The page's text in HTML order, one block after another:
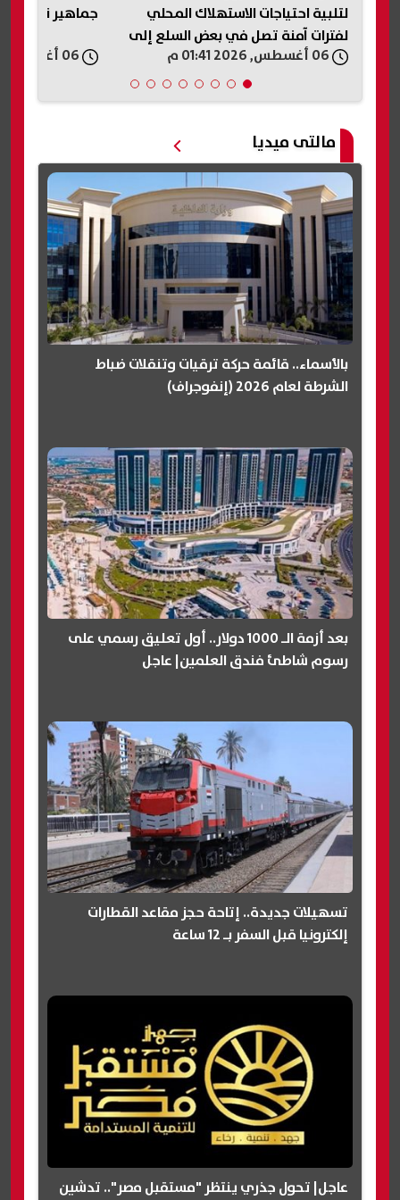
جماهير نادي طرابزون سبور التركي
لاستكشاف
مالتى ميديا
بالأسماء.. قائمة حركة ترقيات وتنقلات ضباط
الشرطة لعام 2026 (إنفوجراف)
بعد أزمة الـ 1000 دولار.. أول تعليق رسمي على
رسوم شاطئ فندق العلمين| عاجل
تسهيلات جديدة.. إتاحة حجز مقاعد القطارات
إلكترونيا قبل السفر بـ 12 ساعة
عاجل| تحول جذري ينتظر "مستقبل مصر".. تدشين